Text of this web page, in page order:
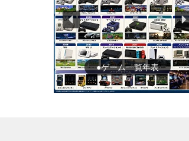
●ゲーム一覧年表